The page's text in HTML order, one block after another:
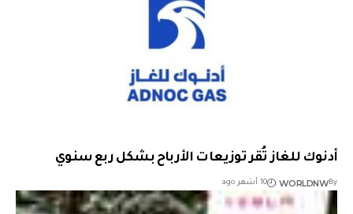
أدنوك للغاز تُقر توزيعات الأرباح بشكل ربع سنوي
By
WORLDNW 10 أشهر ago